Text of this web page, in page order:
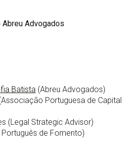
Advogados
Batista (Abreu Advogados)
Portuguesa de Capital
(Legal Strategic Advisor)
de Fomento)